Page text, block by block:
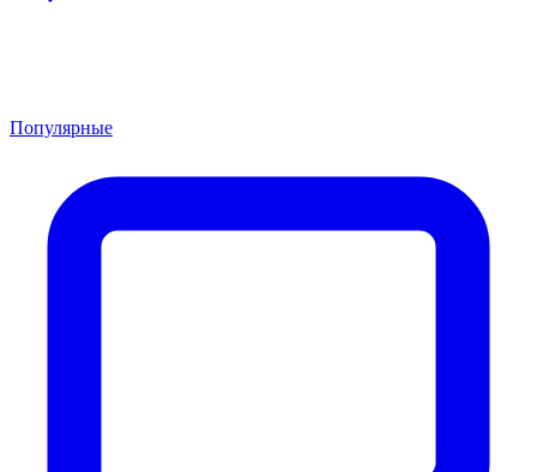
Популярные